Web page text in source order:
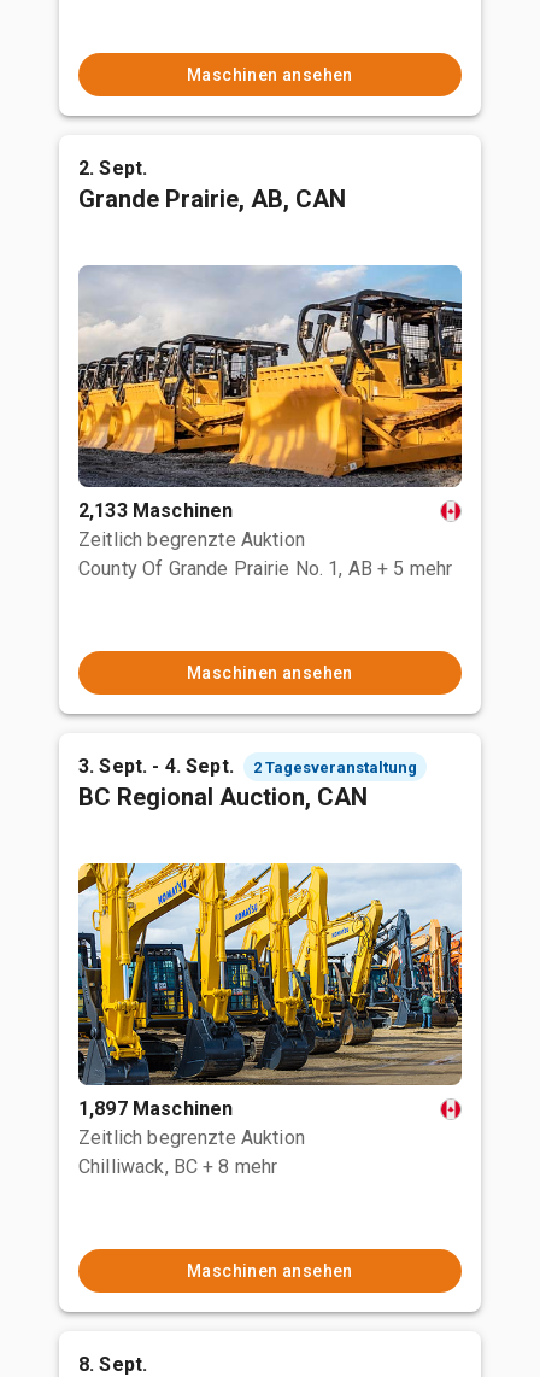
Maschinen ansehen
2. Sept.
Grande Prairie, AB, CAN
2,133 Maschinen
Zeitlich begrenzte Auktion
County Of Grande Prairie No. 1, AB + 5 mehr
Maschinen ansehen
3. Sept. - 4. Sept. 2 Tagesveranstaltung
BC Regional Auction, CAN
1,897 Maschinen
Zeitlich begrenzte Auktion
Chilliwack, BC + 8 mehr
Maschinen ansehen
8. Sept.